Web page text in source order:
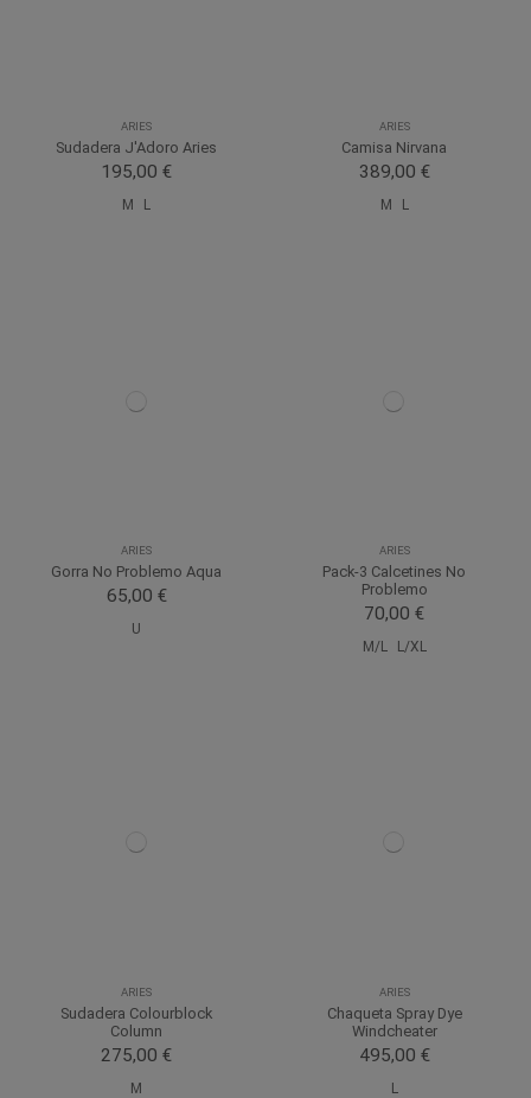
ARIES
Sudadera J'Adoro Aries
195,00 €
M L
ARIES
Camisa Nirvana
389,00 €
M L
ARIES
Gorra No Problemo Aqua
65,00 €
U
ARIES
Pack-3 Calcetines No
Problemo
70,00 €
M/L L/XL
ARIES
Sudadera Colourblock
Column
275,00 €
M
ARIES
Chaqueta Spray Dye
Windcheater
495,00 €
L